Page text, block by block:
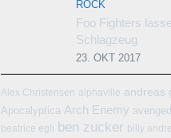
ROCK
Foo Fighters
Schlagzeug
23. OKT 2017
Alex Christensen alphaville andreas
Apocalyptica Arch Enemy
beatrice egli ben zucker billy